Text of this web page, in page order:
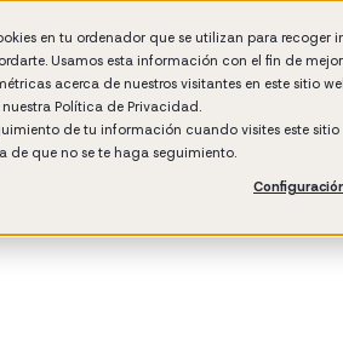
en tu ordenador que se utilizan para
Usamos esta información con el fin de
acerca de nuestros visitantes en este sitio
Política de Privacidad.
de tu información cuando visites este
de que no se te haga seguimiento.